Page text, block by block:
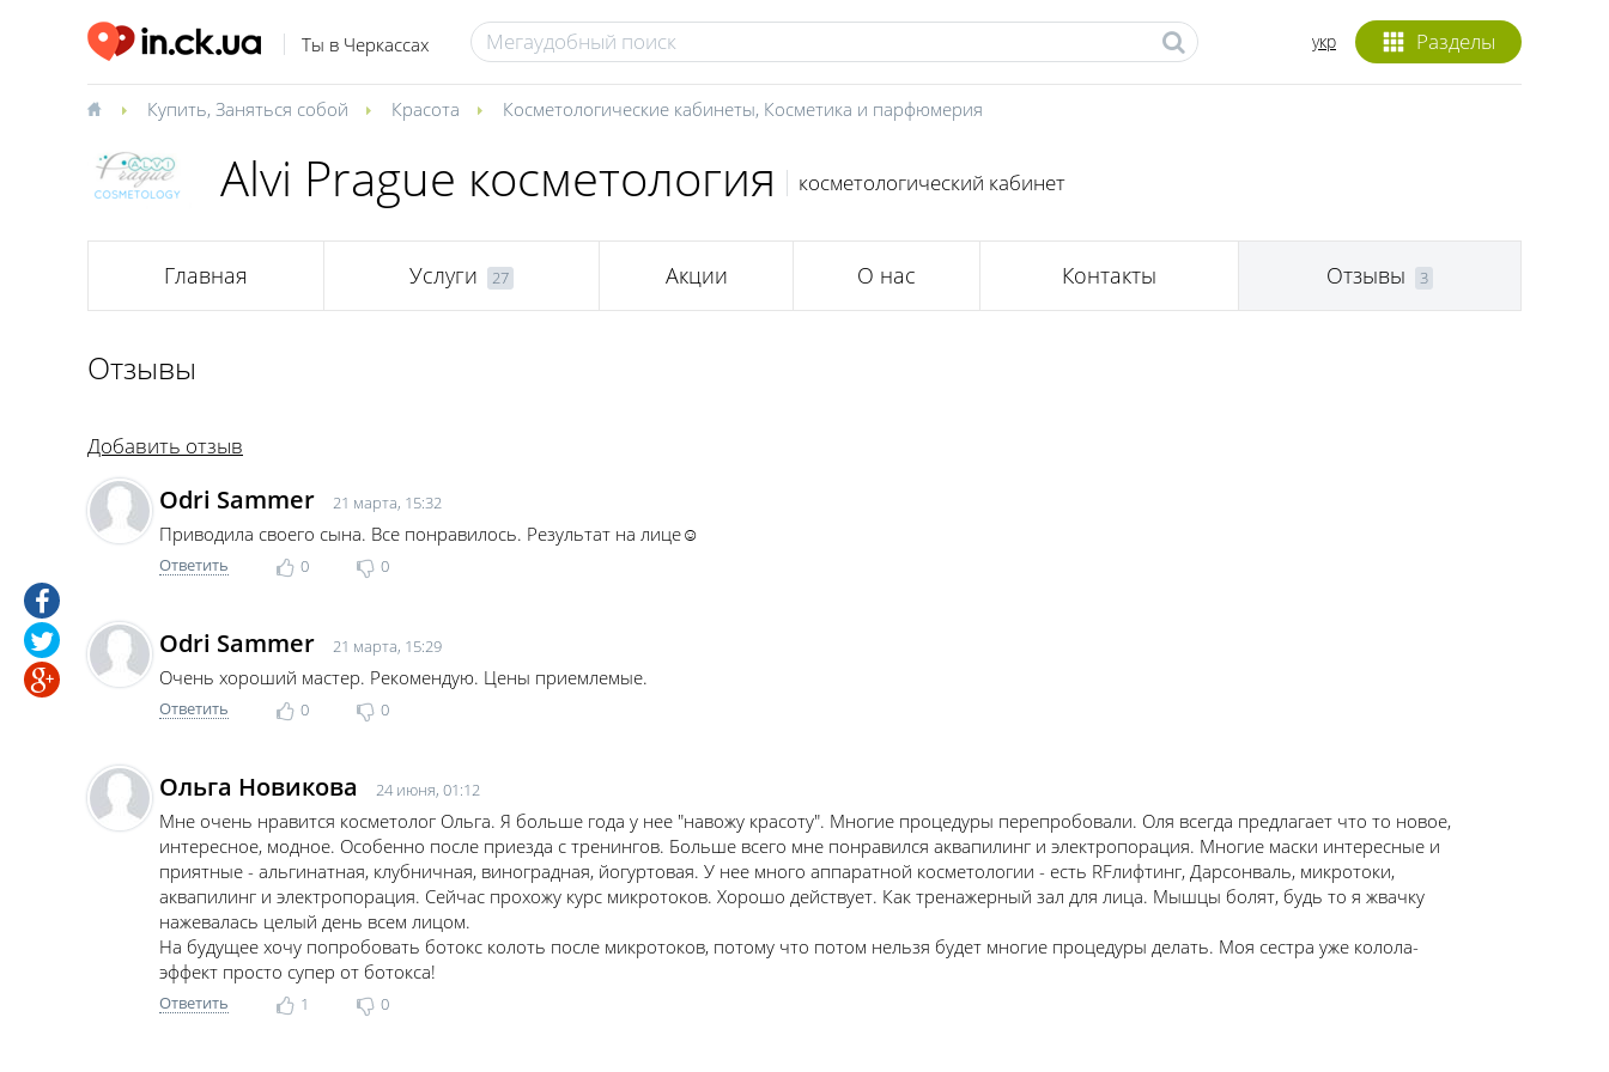
Ты в Черкассах Разделы
укр
Купить, Заняться собой Красота Косметологические кабинеты, Косметика и парфюмерия
Alvi Prague косметология косметологический кабинет
Главная Услуги 27 Акции О нас Контакты Отзывы 3
Отзывы
Добавить отзыв
Odri Sammer 21 марта, 15:32
Приводила своего сына. Все понравилось. Результат на лице☺
Ответить 0 0
Odri Sammer 21 марта, 15:29
Очень хороший мастер. Рекомендую. Цены приемлемые.
Ответить 0 0
Ольга Новикова 24 июня, 01:12
Мне очень нравится косметолог Ольга. Я больше года у нее "навожу красоту". Многие процедуры перепробовали. Оля всегда предлагает что то новое,
интересное, модное. Особенно после приезда с тренингов. Больше всего мне понравился аквапилинг и электропорация. Многие маски интересные и
приятные - альгинатная, клубничная, виноградная, йогуртовая. У нее много аппаратной косметологии - есть RFлифтинг, Дарсонваль, микротоки,
аквапилинг и электропорация. Сейчас прохожу курс микротоков. Хорошо действует. Как тренажерный зал для лица. Мышцы болят, будь то я жвачку
нажевалась целый день всем лицом.
На будущее хочу попробовать ботокс колоть после микротоков, потому что потом нельзя будет многие процедуры делать. Моя сестра уже колола-
эффект просто супер от ботокса!
Ответить 1 0